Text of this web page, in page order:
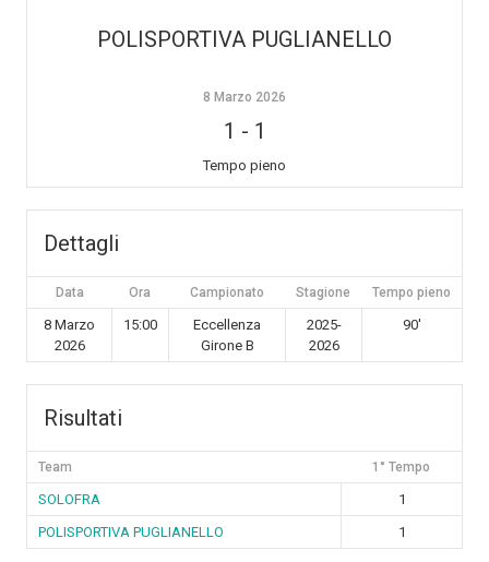
POLISPORTIVA PUGLIANELLO
8 Marzo 2026
1 - 1
Tempo pieno
Dettagli
Data Ora Campionato Stagione Tempo pieno
8 Marzo
2026
15:00
Eccellenza
Girone B
2025-
2026
90'
Risultati
Team 1° Tempo
SOLOFRA
1
POLISPORTIVA PUGLIANELLO
1